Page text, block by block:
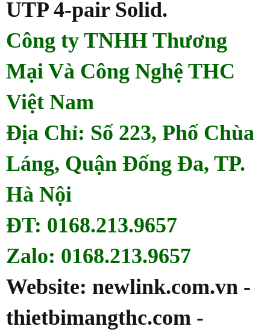
UTP 4-pair Solid.
Công ty TNHH Thương
Mại Và Công Nghệ THC
Việt Nam
Địa Chỉ: Số 223, Phố Chùa
Láng, Quận Đống Đa, TP.
Hà Nội
ĐT: 0168.213.9657
Zalo: 0168.213.9657
Website: newlink.com.vn -
thietbimangthc.com -